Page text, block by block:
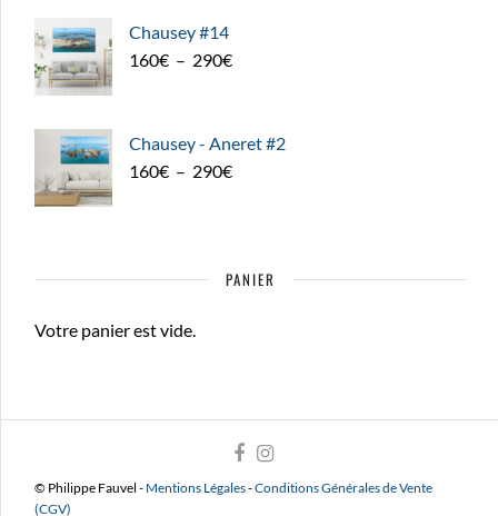
Chausey #14
160€ – 290€Plage
160€
à
Chausey - Aneret #2
160€ – 290€Plage
à
PANIER
Votre panier est vide.
© Philippe Fauvel - Mentions Légales-Conditions Générales de Vente
(CGV)